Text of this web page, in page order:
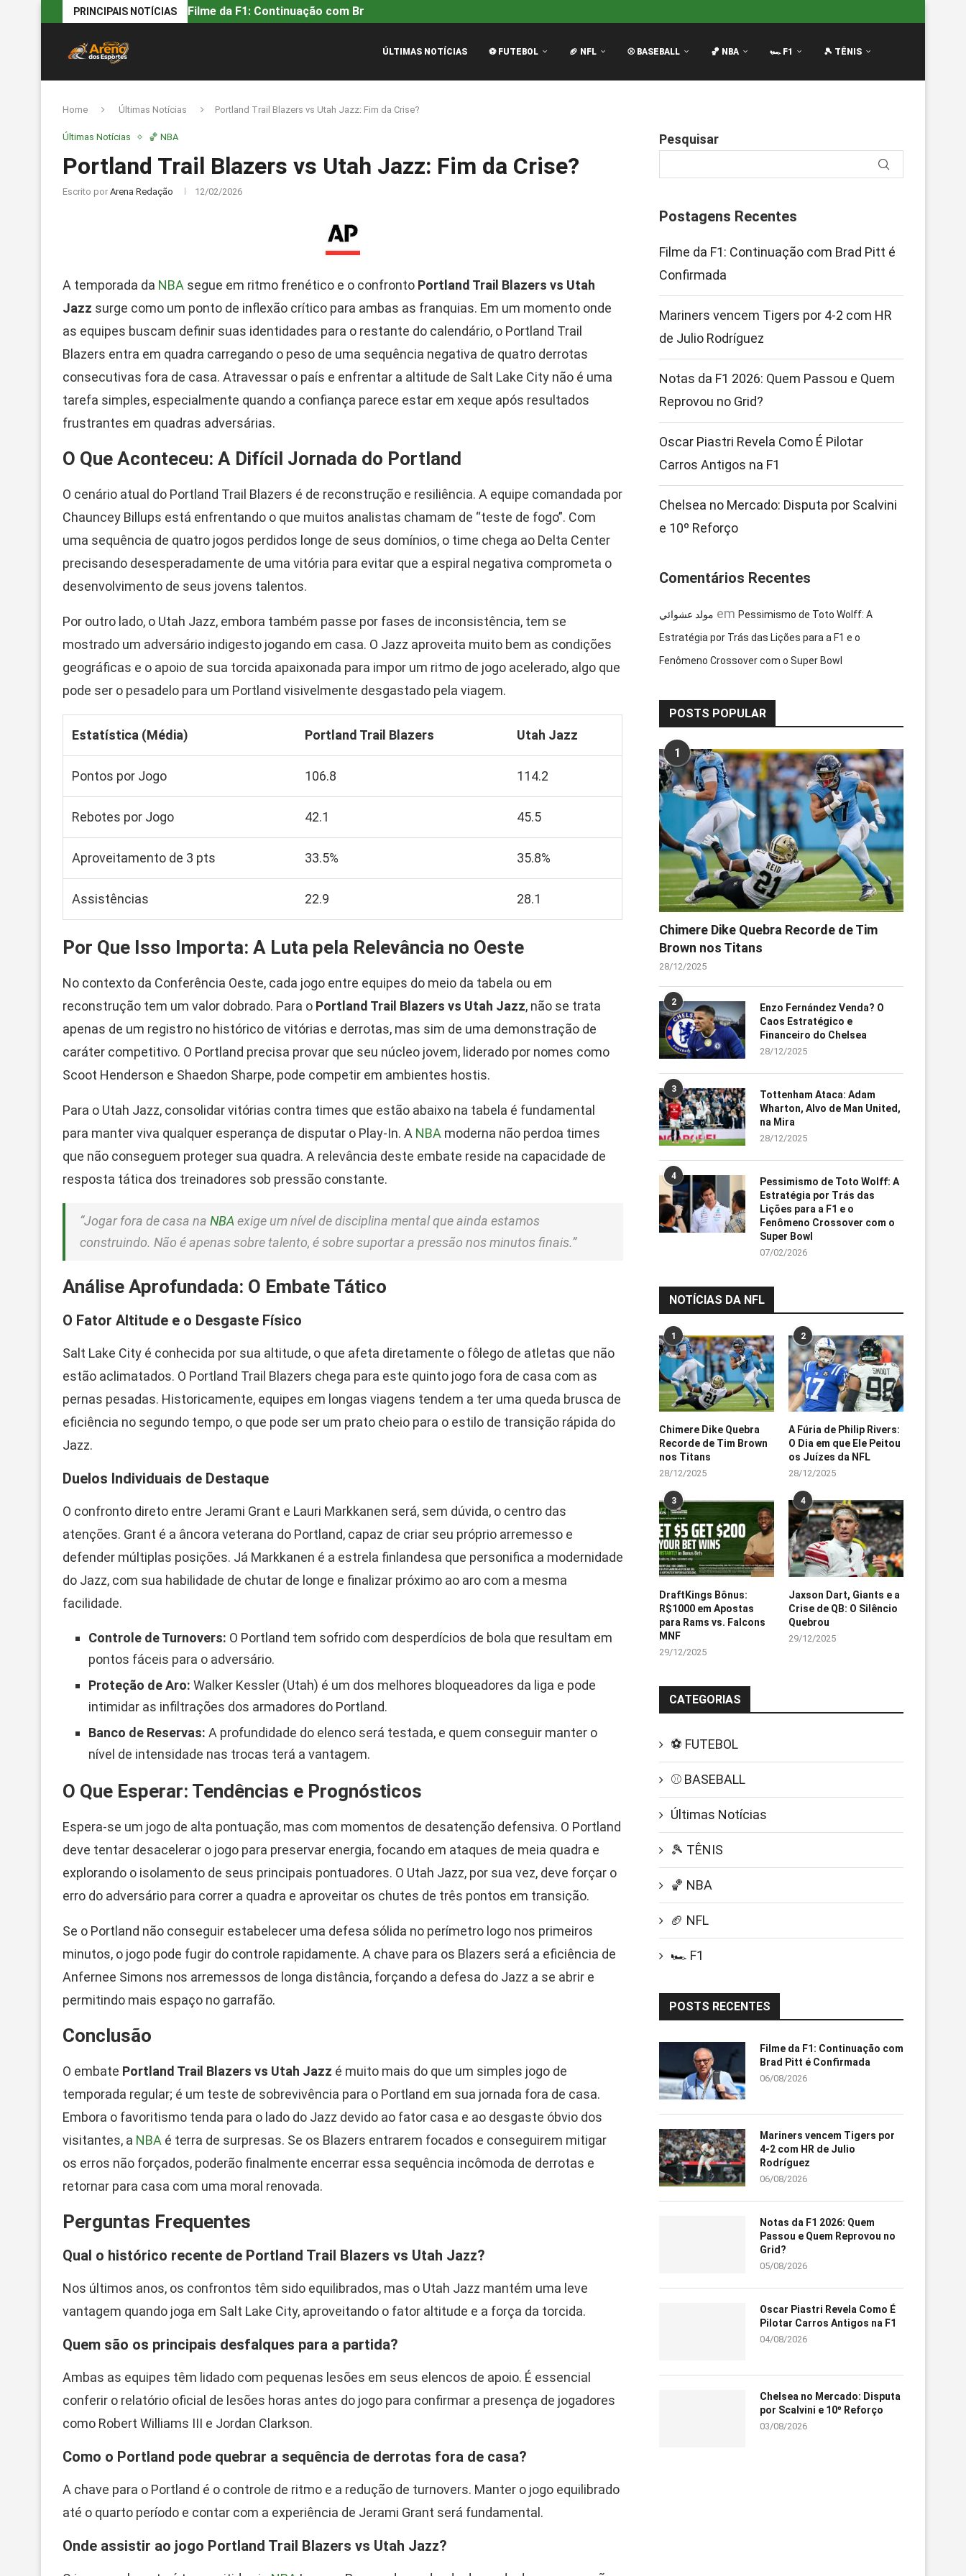
PRINCIPAIS NOTÍCIAS Filme da F1: Continuação com Brad Pitt é...
ÚLTIMAS NOTÍCIAS ⚽ FUTEBOL 🏈 NFL ⚾ BASEBALL 🏀 NBA 🏎️ F1 🎾 TÊNIS
Home Últimas Notícias Portland Trail Blazers vs Utah Jazz: Fim da Crise?
Últimas Notícias 🏀 NBA
Portland Trail Blazers vs Utah Jazz: Fim da Crise?
Escrito por Arena Redação 12/02/2026
A temporada da NBA segue em ritmo frenético e o confronto Portland Trail Blazers vs Utah
Jazz surge como um ponto de inflexão crítico para ambas as franquias. Em um momento onde
as equipes buscam definir suas identidades para o restante do calendário, o Portland Trail
Blazers entra em quadra carregando o peso de uma sequência negativa de quatro derrotas
consecutivas fora de casa. Atravessar o país e enfrentar a altitude de Salt Lake City não é uma
tarefa simples, especialmente quando a confiança parece estar em xeque após resultados
frustrantes em quadras adversárias.
O Que Aconteceu: A Difícil Jornada do Portland
O cenário atual do Portland Trail Blazers é de reconstrução e resiliência. A equipe comandada por
Chauncey Billups está enfrentando o que muitos analistas chamam de “teste de fogo”. Com
uma sequência de quatro jogos perdidos longe de seus domínios, o time chega ao Delta Center
precisando desesperadamente de uma vitória para evitar que a espiral negativa comprometa o
desenvolvimento de seus jovens talentos.
Por outro lado, o Utah Jazz, embora também passe por fases de inconsistência, tem se
mostrado um adversário indigesto jogando em casa. O Jazz aproveita muito bem as condições
geográficas e o apoio de sua torcida apaixonada para impor um ritmo de jogo acelerado, algo que
pode ser o pesadelo para um Portland visivelmente desgastado pela viagem.
Estatística (Média) Portland Trail Blazers Utah Jazz
Pontos por Jogo 106.8 114.2
Rebotes por Jogo 42.1 45.5
Aproveitamento de 3 pts 33.5% 35.8%
Assistências 22.9 28.1
Por Que Isso Importa: A Luta pela Relevância no Oeste
No contexto da Conferência Oeste, cada jogo entre equipes do meio da tabela ou em
reconstrução tem um valor dobrado. Para o Portland Trail Blazers vs Utah Jazz, não se trata
apenas de um registro no histórico de vitórias e derrotas, mas sim de uma demonstração de
caráter competitivo. O Portland precisa provar que seu núcleo jovem, liderado por nomes como
Scoot Henderson e Shaedon Sharpe, pode competir em ambientes hostis.
Para o Utah Jazz, consolidar vitórias contra times que estão abaixo na tabela é fundamental
para manter viva qualquer esperança de disputar o Play-In. A NBA moderna não perdoa times
que não conseguem proteger sua quadra. A relevância deste embate reside na capacidade de
resposta tática dos treinadores sob pressão constante.
“Jogar fora de casa na NBA exige um nível de disciplina mental que ainda estamos
construindo. Não é apenas sobre talento, é sobre suportar a pressão nos minutos finais.”
Análise Aprofundada: O Embate Tático
O Fator Altitude e o Desgaste Físico
Salt Lake City é conhecida por sua altitude, o que afeta diretamente o fôlego de atletas que não
estão aclimatados. O Portland Trail Blazers chega para este quinto jogo fora de casa com as
pernas pesadas. Historicamente, equipes em longas viagens tendem a ter uma queda brusca de
eficiência no segundo tempo, o que pode ser um prato cheio para o estilo de transição rápida do
Jazz.
Duelos Individuais de Destaque
O confronto direto entre Jerami Grant e Lauri Markkanen será, sem dúvida, o centro das
atenções. Grant é a âncora veterana do Portland, capaz de criar seu próprio arremesso e
defender múltiplas posições. Já Markkanen é a estrela finlandesa que personifica a modernidade
do Jazz, com sua habilidade de chutar de longe e finalizar próximo ao aro com a mesma
facilidade.
Controle de Turnovers: O Portland tem sofrido com desperdícios de bola que resultam em
pontos fáceis para o adversário.
Proteção de Aro: Walker Kessler (Utah) é um dos melhores bloqueadores da liga e pode
intimidar as infiltrações dos armadores do Portland.
Banco de Reservas: A profundidade do elenco será testada, e quem conseguir manter o
nível de intensidade nas trocas terá a vantagem.
O Que Esperar: Tendências e Prognósticos
Espera-se um jogo de alta pontuação, mas com momentos de desatenção defensiva. O Portland
deve tentar desacelerar o jogo para preservar energia, focando em ataques de meia quadra e
explorando o isolamento de seus principais pontuadores. O Utah Jazz, por sua vez, deve forçar o
erro do adversário para correr a quadra e aproveitar os chutes de três pontos em transição.
Se o Portland não conseguir estabelecer uma defesa sólida no perímetro logo nos primeiros
minutos, o jogo pode fugir do controle rapidamente. A chave para os Blazers será a eficiência de
Anfernee Simons nos arremessos de longa distância, forçando a defesa do Jazz a se abrir e
permitindo mais espaço no garrafão.
Conclusão
O embate Portland Trail Blazers vs Utah Jazz é muito mais do que um simples jogo de
temporada regular; é um teste de sobrevivência para o Portland em sua jornada fora de casa.
Embora o favoritismo tenda para o lado do Jazz devido ao fator casa e ao desgaste óbvio dos
visitantes, a NBA é terra de surpresas. Se os Blazers entrarem focados e conseguirem mitigar
os erros não forçados, poderão finalmente encerrar essa sequência incômoda de derrotas e
retornar para casa com uma moral renovada.
Perguntas Frequentes
Qual o histórico recente de Portland Trail Blazers vs Utah Jazz?
Nos últimos anos, os confrontos têm sido equilibrados, mas o Utah Jazz mantém uma leve
vantagem quando joga em Salt Lake City, aproveitando o fator altitude e a força da torcida.
Quem são os principais desfalques para a partida?
Ambas as equipes têm lidado com pequenas lesões em seus elencos de apoio. É essencial
conferir o relatório oficial de lesões horas antes do jogo para confirmar a presença de jogadores
como Robert Williams III e Jordan Clarkson.
Como o Portland pode quebrar a sequência de derrotas fora de casa?
A chave para o Portland é o controle de ritmo e a redução de turnovers. Manter o jogo equilibrado
até o quarto período e contar com a experiência de Jerami Grant será fundamental.
Onde assistir ao jogo Portland Trail Blazers vs Utah Jazz?
Pesquisar
Postagens Recentes
Filme da F1: Continuação com Brad Pitt é
Confirmada
Mariners vencem Tigers por 4-2 com HR
de Julio Rodríguez
Notas da F1 2026: Quem Passou e Quem
Reprovou no Grid?
Oscar Piastri Revela Como É Pilotar
Carros Antigos na F1
Chelsea no Mercado: Disputa por Scalvini
e 10º Reforço
Comentários Recentes
مولد عشوائي em Pessimismo de Toto Wolff: A
Estratégia por Trás das Lições para a F1 e o
Fenômeno Crossover com o Super Bowl
POSTS POPULAR
1
Chimere Dike Quebra Recorde de Tim
Brown nos Titans
28/12/2025
2
Enzo Fernández Venda? O
Caos Estratégico e
Financeiro do Chelsea
28/12/2025
3
Tottenham Ataca: Adam
Wharton, Alvo de Man United,
na Mira
28/12/2025
4
Pessimismo de Toto Wolff: A
Estratégia por Trás das
Lições para a F1 e o
Fenômeno Crossover com o
Super Bowl
07/02/2026
NOTÍCIAS DA NFL
1
Chimere Dike Quebra
Recorde de Tim Brown
nos Titans
28/12/2025
2
A Fúria de Philip Rivers:
O Dia em que Ele Peitou
os Juízes da NFL
28/12/2025
3
DraftKings Bônus:
R$1000 em Apostas
para Rams vs. Falcons
MNF
29/12/2025
4
Jaxson Dart, Giants e a
Crise de QB: O Silêncio
Quebrou
29/12/2025
CATEGORIAS
⚽ FUTEBOL
⚾ BASEBALL
Últimas Notícias
🎾 TÊNIS
🏀 NBA
🏈 NFL
🏎️ F1
POSTS RECENTES
Filme da F1: Continuação com
Brad Pitt é Confirmada
06/08/2026
Mariners vencem Tigers por
4-2 com HR de Julio
Rodríguez
06/08/2026
Notas da F1 2026: Quem
Passou e Quem Reprovou no
Grid?
05/08/2026
Oscar Piastri Revela Como É
Pilotar Carros Antigos na F1
04/08/2026
Chelsea no Mercado: Disputa
por Scalvini e 10º Reforço
03/08/2026